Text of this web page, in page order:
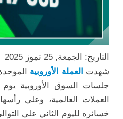
التاريخ: الجمعة, 25 تموز 2025
شهدت العملة الأوروبية
جلسات السوق الأوروبية
العملات العالمية، وعلى
خسائره لليوم الثاني على